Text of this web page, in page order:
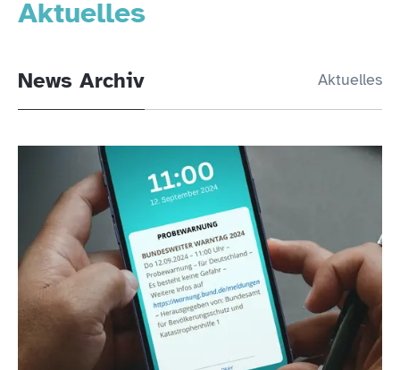
Aktuelles
News Archiv Aktuelles